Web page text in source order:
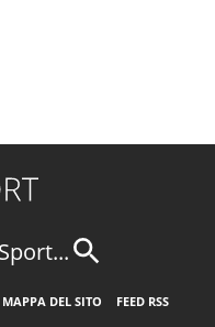
MAPPA DEL SITO
FEED RSS